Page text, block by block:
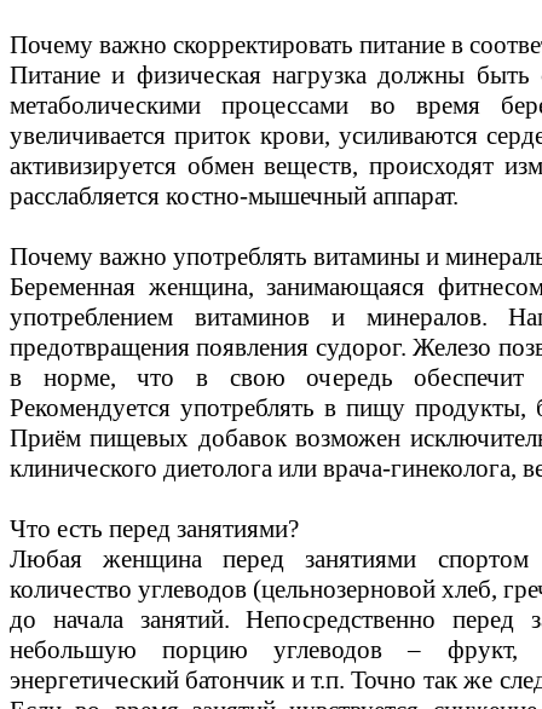
Почему важно скорректировать питание в
Питание и физическая нагрузка должны быть
метаболическими процессами во время
увеличивается приток крови, усиливаются
активизируется обмен веществ, происходят
расслабляется костно-мышечный аппарат.
Почему важно употреблять витамины и
Беременная женщина, занимающаяся
употреблением витаминов и минералов.
предотвращения появления судорог. Железо
в норме, что в свою очередь обеспечит
Рекомендуется употреблять в пищу
Приём пищевых добавок возможен
клинического диетолога или врача-гинеколога,
Что есть перед занятиями?
Любая женщина перед занятиями спортом
количество углеводов (цельнозерновой хлеб,
до начала занятий. Непосредственно
небольшую порцию углеводов – фрукт,
энергетический батончик и т.п. Точно так же